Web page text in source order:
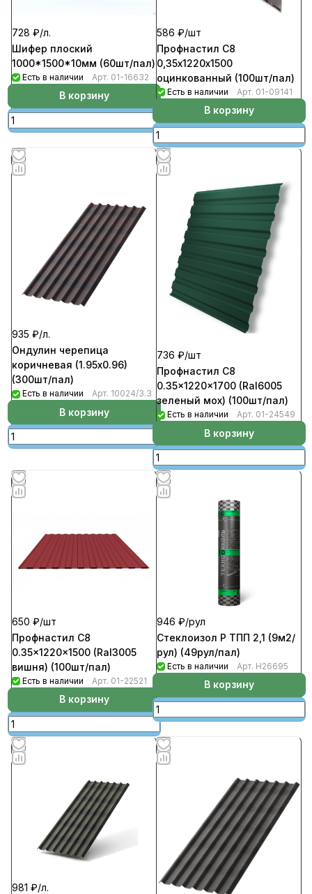
728 ₽/л.
Шифер плоский
1000*1500*10мм (60шт/пал)
Есть в наличии Арт. 01-16632
В корзину
586 ₽/шт
Профнастил С8
0,35х1220х1500
оцинкованный (100шт/пал)
Есть в наличии Арт. 01-09141
В корзину
935 ₽/л.
Ондулин черепица
коричневая (1.95х0.96)
(300шт/пал)
Есть в наличии Арт. 10024/3.3
В корзину
736 ₽/шт
Профнастил C8
0.35x1220x1700 (Ral6005
зеленый мох) (100шт/пал)
Есть в наличии Арт. 01-24549
В корзину
650 ₽/шт
Профнастил C8
0.35x1220x1500 (Ral3005
вишня) (100шт/пал)
Есть в наличии Арт. 01-22521
В корзину
946 ₽/рул
Стеклоизол Р ТПП 2,1 (9м2/
рул) (49рул/пал)
Есть в наличии Арт. Н26695
В корзину
981 ₽/л.